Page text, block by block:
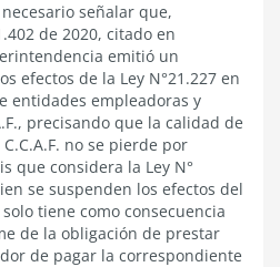
señalar que,
de 2020, citado en
emitió un
efectos de la Ley N°21.227 en
entidades empleadoras y
precisando que la calidad de
no se pierde por
que considera la Ley N°
se suspenden los efectos del
tiene como consecuencia
de la obligación de prestar
de pagar la correspondiente